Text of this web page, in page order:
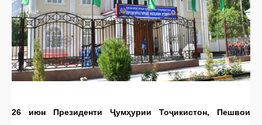
26 июн Президенти Ҷумҳурии Тоҷикистон, Пешвои